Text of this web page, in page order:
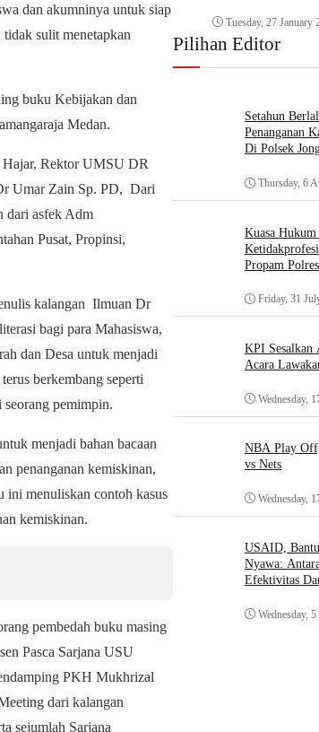
dan akumninya untuk siap
tidak sulit menetapkan
buku Kebijakan dan
Medan.
Rektor UMSU DR
Umar Zain Sp. PD, Dari
dari asfek Adm
Pusat, Propinsi,
kalangan Ilmuan Dr
bagi para Mahasiswa,
dan Desa untuk menjadi
berkembang seperti
pemimpin.
menjadi bahan bacaan
penanganan kemiskinan,
ini menuliskan contoh kasus
kemiskinan.
pembedah buku masing
Pasca Sarjana USU
PKH Mukhrizal
dari kalangan
sejumlah Sarjana
Tuesday, 27 January
Pilihan Editor
Setahun
Penanganan
Di Polsek
Thursday, 6
Kuasa
Propam
Friday, 31
KPI Sesalkan
Acara
Wednesday,
NBA Play
vs Nets
Wednesday,
USAID,
Nyawa:
Efektivitas
Wednesday,